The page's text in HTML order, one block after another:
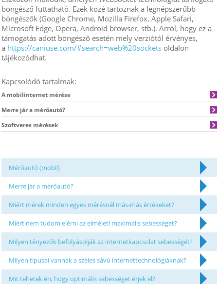
böngésző futtatható. Ezek közé tartoznak a legnépszerűbb
böngészők (Google Chrome, Mozilla Firefox, Apple Safari,
Microsoft Edge, Opera, Android browser, stb.). Arról, hogy ez a
támogatás adott böngésző esetén mely verziótól érvényes,
a https://caniuse.com/#search=web%20sockets oldalon
tájékozódhat.
Kapcsolódó tartalmak:
A mobilinternet mérése
Merre jár a mérőautó?
Szoftveres mérések
Mérőautó (mobil)
Merre jár a mérőautó?
Miért mérek minden egyes mérésnél más-más értékeket?
Miért nem tudom elérni az elméleti maximális sebességet?
Milyen tényezők befolyásolják az internetkapcsolat sebességét?
Milyen típusai vannak a széles sávú internettechnológiáknak?
Mit tehetek én, hogy optimális sebességet érjek el?